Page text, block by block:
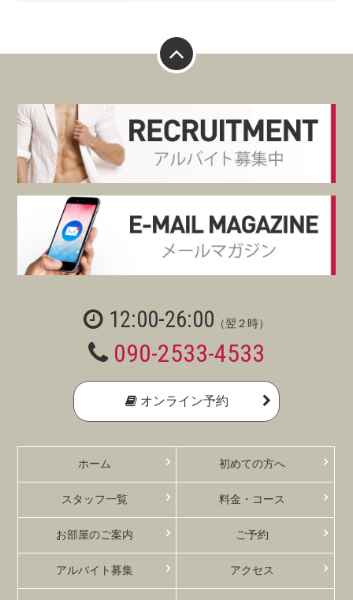
12:00-26:00 （翌２時）
090-2533-4533
オンライン予約
ホーム 初めての方へ
スタッフ一覧 料金・コース
お部屋のご案内 ご予約
アルバイト募集 アクセス